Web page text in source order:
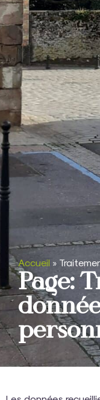
Accueil »
Page: